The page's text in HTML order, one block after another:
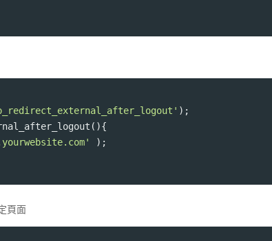
);
(){
);
頁面